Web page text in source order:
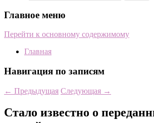
Главное меню
Перейти к основному содержимому
Главная
Навигация по записям
← Предыдущая Следующая →
Стало известно о